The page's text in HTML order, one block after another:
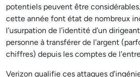
potentiels peuvent être
cette année font état de nombreux
l'usurpation de l'identité d'un
personne à transférer de l'argent
chiffres) depuis les comptes de
Verizon qualifie ces attaques